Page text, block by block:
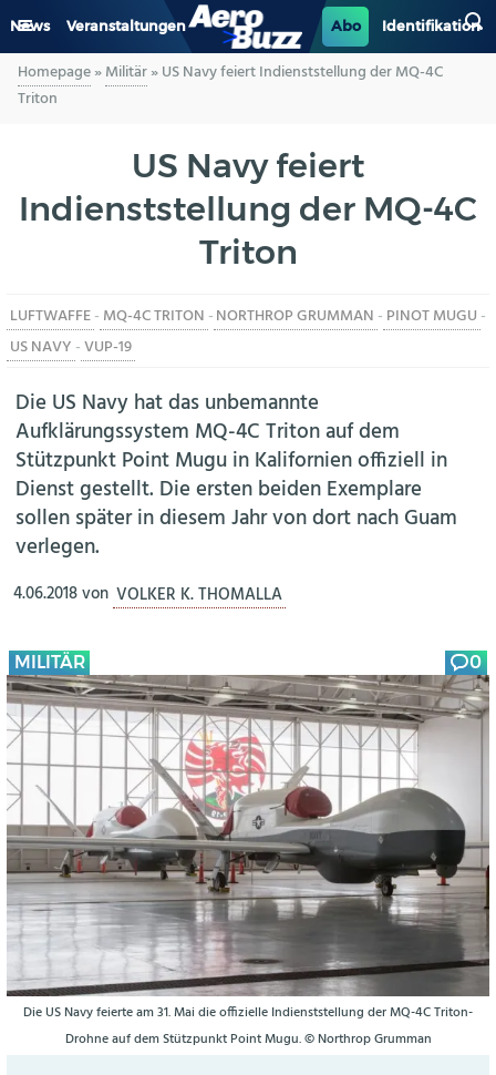
News Veranstaltungen Abo Identifikation
GENERAL AVIATION
LUFTVERKEHR
INDUSTRIE
BERUFE
AERO-KULTUR
Homepage»Militär»US Navy feiert Indienststellung der MQ-4C
Triton
US Navy feiert
Indienststellung der MQ-4C
Triton
LUFTWAFFE- MQ-4C TRITON -NORTHROP GRUMMAN - PINOT MUGU -
US NAVY -VUP-19
Die US Navy hat das unbemannte
Aufklärungssystem MQ-4C Triton auf dem
Stützpunkt Point Mugu in Kalifornien offiziell in
Dienst gestellt. Die ersten beiden Exemplare
sollen später in diesem Jahr von dort nach Guam
verlegen.
4.06.2018von VOLKER K. THOMALLA
MILITÄR 0
Die US Navy feierte am 31. Mai die offizielle Indienststellung der MQ-4C Triton-
Drohne auf dem Stützpunkt Point Mugu. © Northrop Grumman